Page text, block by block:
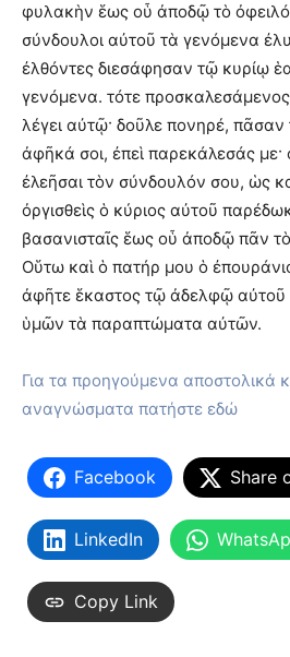
φυλακὴν ἕως οὗ ἀποδῷ τὸ
σύνδουλοι αὐτοῦ τὰ γενόμενα
ἐλθόντες διεσάφησαν τῷ κυρίῳ
γενόμενα. τότε
λέγει αὐτῷ· δοῦλε πονηρέ, πᾶσαν
ἀφῆκά σοι, ἐπεὶ παρεκάλεσάς με·
ἐλεῆσαι τὸν σύνδουλόν σου, ὡς
ὀργισθεὶς ὁ κύριος αὐτοῦ
βασανισταῖς ἕως οὗ ἀποδῷ πᾶν
Οὕτω καὶ ὁ πατήρ μου ὁ
ἀφῆτε ἕκαστος τῷ ἀδελφῷ
ὑμῶν τὰ παραπτώματα αὐτῶν.
Για τα προηγούμενα αποστολικά
αναγνώσματα πατήστε εδώ
Facebook Share
LinkedIn
Copy Link